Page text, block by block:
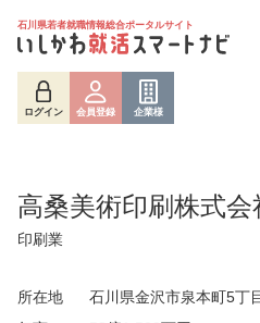
石川県若者就職情報総合ポータルサイト
ログイン 会員登録 企業様
高桑美術印刷株式会
印刷業
所在地
石川県金沢市泉本町5丁